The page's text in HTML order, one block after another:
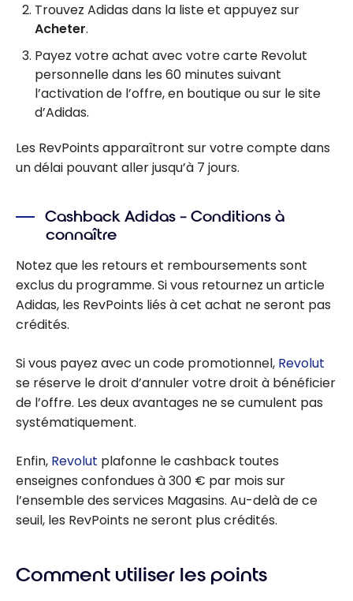
Trouvez Adidas dans la liste et appuyez sur
Acheter.
Payez votre achat avec votre carte Revolut
personnelle dans les 60 minutes suivant
l’activation de l’offre, en boutique ou sur le site
d’Adidas.
Les RevPoints apparaîtront sur votre compte dans
un délai pouvant aller jusqu’à 7 jours.
Cashback Adidas – Conditions à
connaître
Notez que les retours et remboursements sont
exclus du programme. Si vous retournez un article
Adidas, les RevPoints liés à cet achat ne seront pas
crédités.
Si vous payez avec un code promotionnel, Revolut
se réserve le droit d’annuler votre droit à bénéficier
de l’offre. Les deux avantages ne se cumulent pas
systématiquement.
Enfin, Revolut plafonne le cashback toutes
enseignes confondues à 300 € par mois sur
l’ensemble des services Magasins. Au-delà de ce
seuil, les RevPoints ne seront plus crédités.
Comment utiliser les points